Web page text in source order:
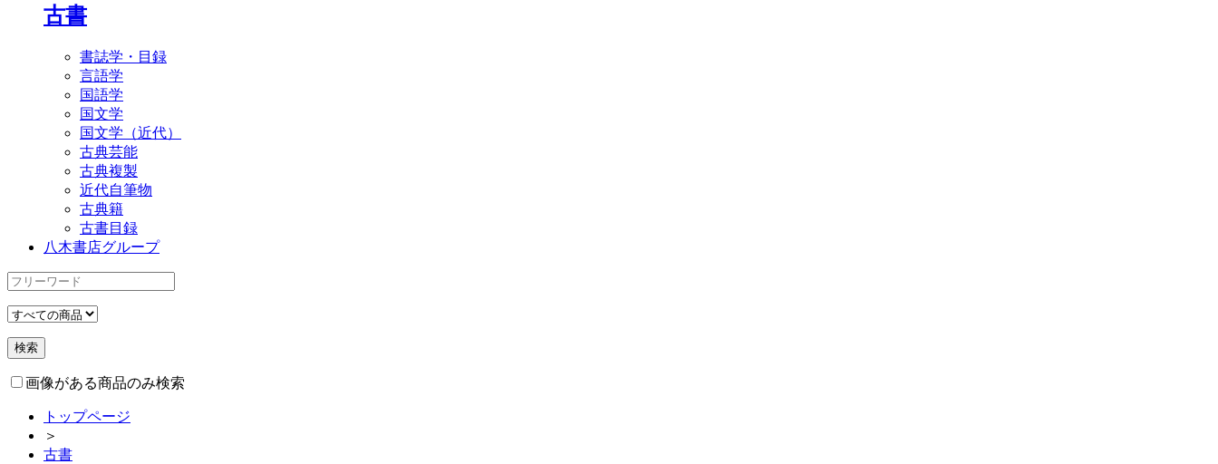
古書
書誌学・目録
言語学
国語学
国文学
国文学（近代）
古典芸能
古典複製
近代自筆物
古典籍
古書目録
八木書店グループ
画像がある商品のみ検索
トップページ
＞
古書